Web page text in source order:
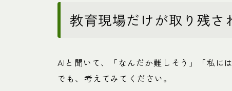
教育現場だけが取り残さ
AIと聞いて、「なんだか難しそう」「私に
でも、考えてみてください。